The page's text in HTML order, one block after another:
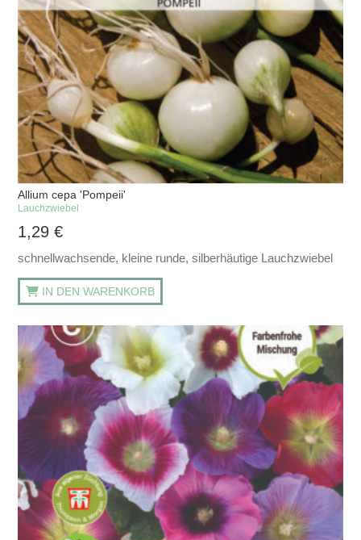
Allium cepa 'Pompeii'
Lauchzwiebel
1,29€
schnellwachsende, kleine runde, silberhäutige Lauchzwiebel
IN DEN WARENKORB